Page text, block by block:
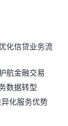
化信贷业务流
航金融交易
数据转型
化服务优势